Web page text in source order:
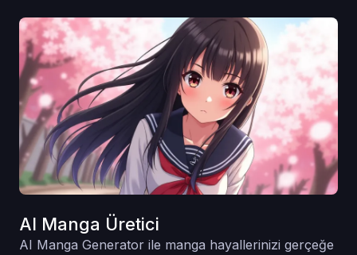
AI Manga Üretici
AI Manga Generator ile manga hayallerinizi gerçeğe